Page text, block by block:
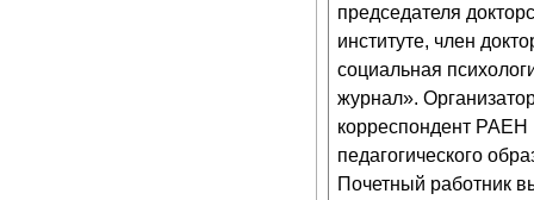
председателя
институте, член
социальная
журнал».
корреспондент РАЕН
педагогического
Почетный работник